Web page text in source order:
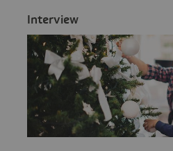
Inter­view